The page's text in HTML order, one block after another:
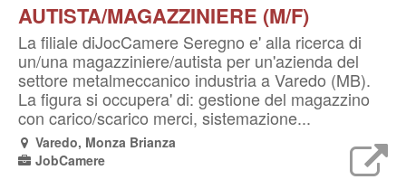
AUTISTA/MAGAZZINIERE (M/F)
La filiale diJocCamere Seregno e' alla ricerca di
un/una magazziniere/autista per un'azienda del
settore metalmeccanico industria a Varedo (MB).
La figura si occupera' di: gestione del magazzino
con carico/scarico merci, sistemazione...
Varedo, Monza Brianza
JobCamere